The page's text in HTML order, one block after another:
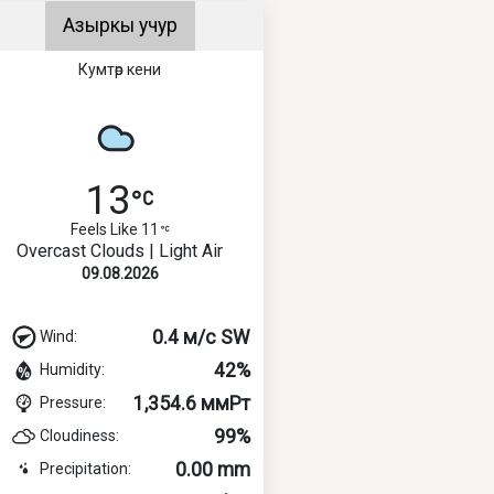
Азыркы учур
Кумтөр кени
13
Feels Like 11
Overcast Clouds | Light Air
09.08.2026
Wind: 0.4 м/с SW
Humidity: 42%
Pressure: 1,354.6 ммРт
Cloudiness: 99%
Precipitation: 0.00 mm